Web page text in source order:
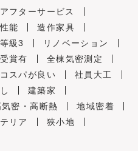
アフターサービス
能
造作家具
級3
リノベーション
受賞有
全棟気密測定
コスパが良い
社員大工
建築家
気密・高断熱
地域密着
リア
狭小地